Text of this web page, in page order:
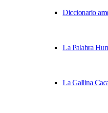
Diccionario
La Palabra
La Gallina